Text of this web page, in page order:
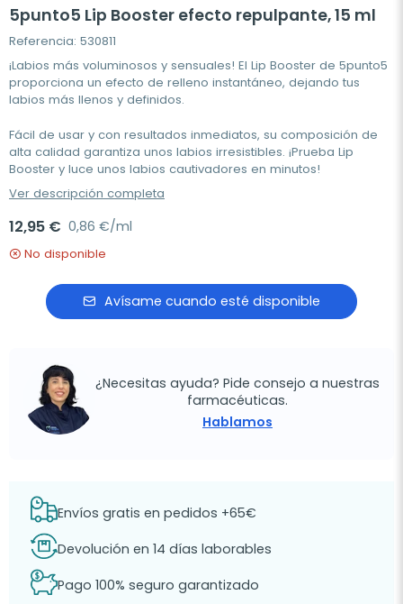
5punto5 Lip Booster efecto repulpante, 15 ml
Referencia: 530811
¡Labios más voluminosos y sensuales! El Lip Booster de 5punto5
proporciona un efecto de relleno instantáneo, dejando tus
labios más llenos y definidos.
Fácil de usar y con resultados inmediatos, su composición de
alta calidad garantiza unos labios irresistibles. ¡Prueba Lip
Booster y luce unos labios cautivadores en minutos!
Ver descripción completa
12,95 € 0,86 €/ml
No disponible
Avísame cuando esté disponible
¿Necesitas ayuda? Pide consejo a nuestras
farmacéuticas.
Hablamos
Envíos gratis en pedidos +65€
Devolución en 14 días laborables
Pago 100% seguro garantizado